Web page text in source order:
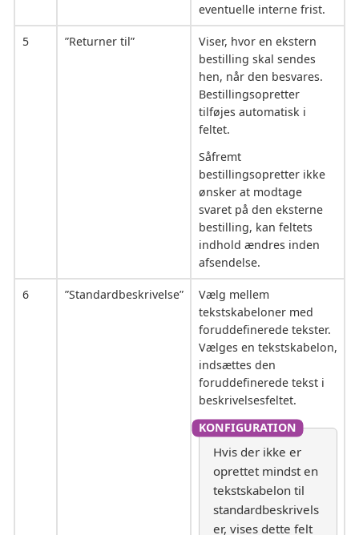
eventuelle interne frist.
5 ”Returner til”
Viser, hvor en ekstern
bestilling skal sendes
hen, når den besvares.
Bestillingsopretter
tilføjes automatisk i
feltet.
Såfremt
bestillingsopretter ikke
ønsker at modtage
svaret på den eksterne
bestilling, kan feltets
indhold ændres inden
afsendelse.
6 ”Standardbeskrivelse”
Vælg mellem
tekstskabeloner med
foruddefinerede tekster.
Vælges en tekstskabelon,
indsættes den
foruddefinerede tekst i
beskrivelsesfeltet.
Hvis der ikke er
oprettet mindst en
tekstskabelon til
standardbeskrivels
er, vises dette felt